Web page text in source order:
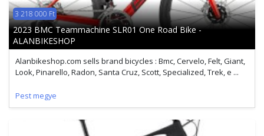
3 218 000 Ft
2023 BMC Teammachine SLR01 One Road Bike -
ALANBIKESHOP
Alanbikeshop.com sells brand bicycles : Bmc, Cervelo, Felt, Giant,
Look, Pinarello, Radon, Santa Cruz, Scott, Specialized, Trek, e ...
Pest megye